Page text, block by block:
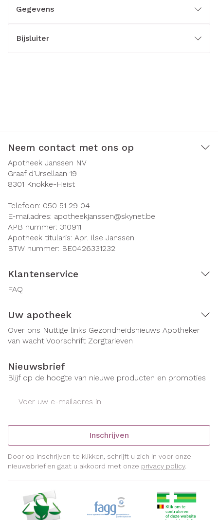
Gegevens
Bijsluiter
Neem contact met ons op
Apotheek Janssen NV
Graaf d'Ursellaan 19
8301 Knokke-Heist
Telefoon: 050 51 29 04
E-mailadres: apotheekjanssen@skynet.be
APB nummer: 310911
Apotheek titularis: Apr. Ilse Janssen
BTW nummer: BE0426331232
Klantenservice
FAQ
Uw apotheek
Over ons Nuttige links Gezondheidsnieuws Apotheker
van wacht Voorschrift Zorgtarieven
Nieuwsbrief
Blijf op de hoogte van nieuwe producten en promoties
Inschrijven
Door op inschrijven te klikken, schrijft u zich in voor onze
nieuwsbrief en gaat u akkoord met onze privacy policy.